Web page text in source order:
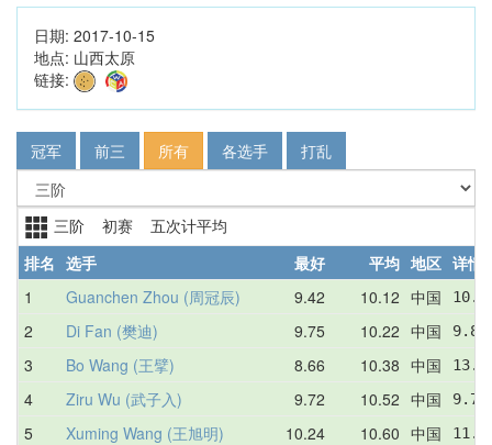
日期: 2017-10-15
地点: 山西太原
链接:
冠军 前三 所有 各选手 打乱
三阶 初赛 五次计平均
排名 选手 最好 平均 地区 详情
1
Guanchen Zhou (周冠辰) 9.42 10.12 中国
2 Di Fan (樊迪) 9.75 10.22 中国
3 Bo Wang (王擘) 8.66 10.38 中国
4 Ziru Wu (武子入) 9.72 10.52 中国
5 Xuming Wang (王旭明) 10.24 10.60 中国